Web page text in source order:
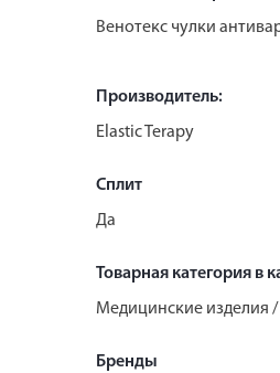
Венотекс чулки
Производитель:
Elastic Terapy
Сплит
Да
Товарная категория в
Медицинские изделия
Бренды